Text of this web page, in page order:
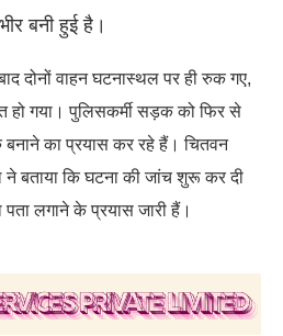
बनी हुई है।
दोनों वाहन घटनास्थल पर ही रुक गए,
हो गया। पुलिसकर्मी सड़क को फिर से
का प्रयास कर रहे हैं। चितवन
बताया कि घटना की जांच शुरू कर दी
लगाने के प्रयास जारी हैं।